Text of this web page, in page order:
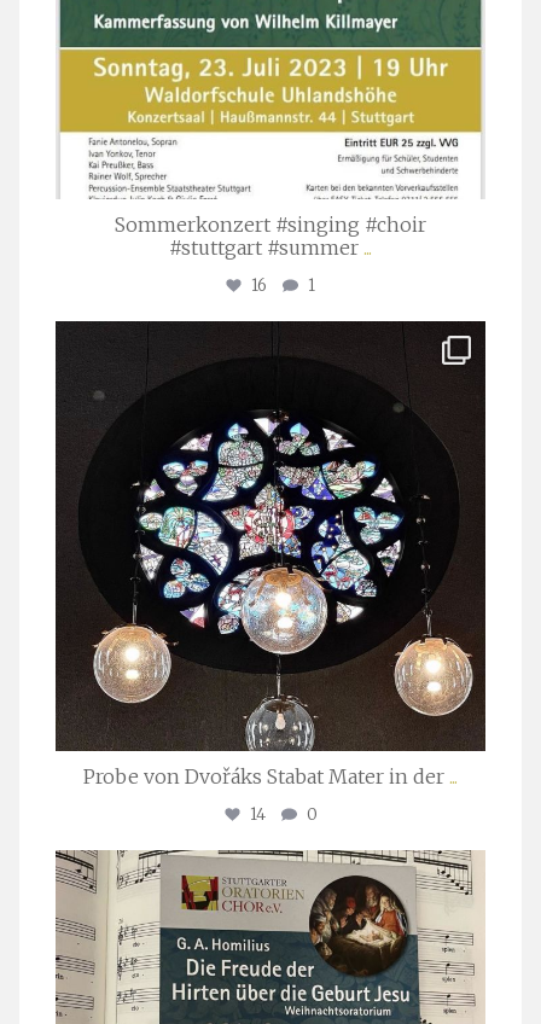
Sommerkonzert #singing #choir
#stuttgart #summer ...
16 1
Apr. 1
Probe von Dvořáks Stabat Mater in der ...
14 0
stuttgarter_oratorienchor
Nov. 29